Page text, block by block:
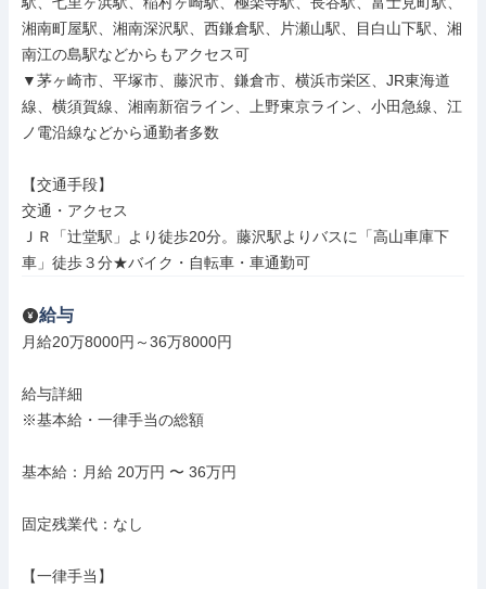
湘南町屋駅、湘南深沢駅、西鎌倉駅、片瀬山駅、目白山下駅、湘
南江の島駅などからもアクセス可
▼茅ヶ崎市、平塚市、藤沢市、鎌倉市、横浜市栄区、JR東海道
線、横須賀線、湘南新宿ライン、上野東京ライン、小田急線、江
ノ電沿線などから通勤者多数
【交通手段】
交通・アクセス
ＪＲ「辻堂駅」より徒歩20分。藤沢駅よりバスに「高山車庫下
車」徒歩３分★バイク・自転車・車通勤可
給与
月給20万8000円～36万8000円
給与詳細
※基本給・一律手当の総額
基本給：月給 20万円 〜 36万円
固定残業代：なし
【一律手当】